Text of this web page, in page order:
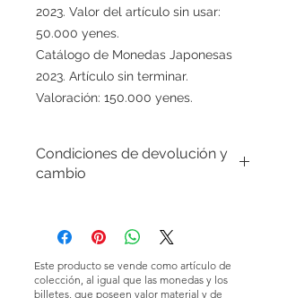
2023. Valor del artículo sin usar:
50.000 yenes.
Catálogo de Monedas Japonesas
2023. Artículo sin terminar.
Valoración: 150.000 yenes.
Condiciones de devolución y
cambio
alta calidad y garantizar la satisfacción
los productos que vendemos, en
principio no aceptamos devoluciones
Este producto se vende como artículo de
colección, al igual que las monedas y los
billetes, que poseen valor material y de